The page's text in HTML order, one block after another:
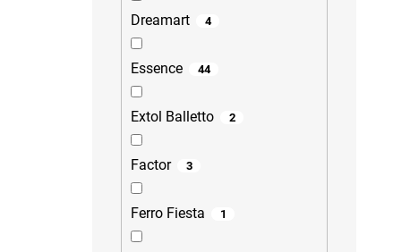
Dreamart 4
Essence 44
Extol Balletto 2
Factor 3
Ferro Fiesta 1